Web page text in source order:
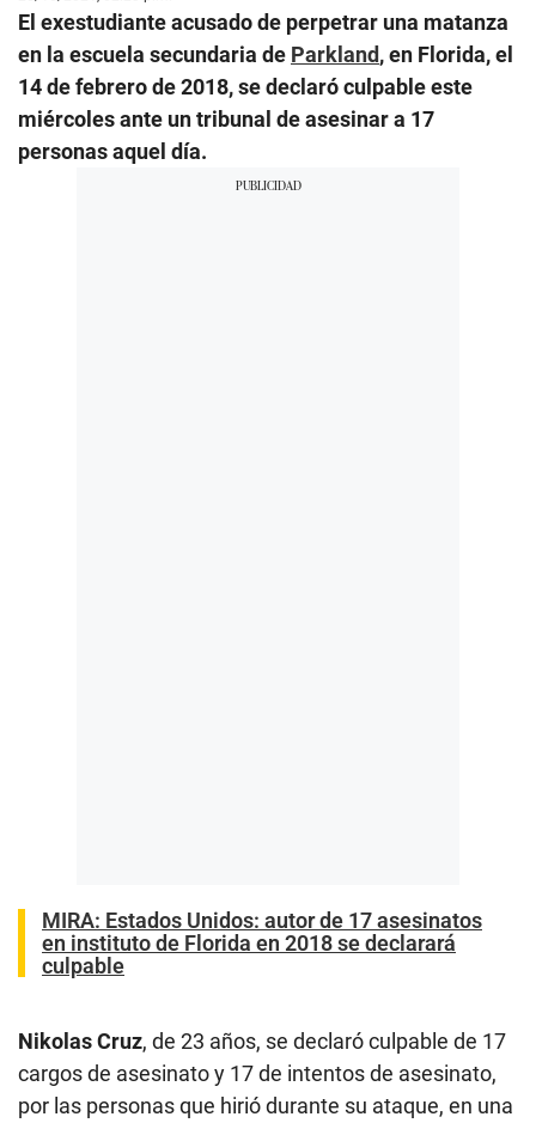
El exestudiante acusado de perpetrar una matanza
en la escuela secundaria de Parkland, en Florida, el
14 de febrero de 2018, se declaró culpable este
miércoles ante un tribunal de asesinar a 17
personas aquel día.
MIRA: Estados Unidos: autor de 17 asesinatos
en instituto de Florida en 2018 se declarará
culpable
NikolasCruz, de 23 años, se declaró culpable de 17
cargos de asesinato y 17 de intentos de asesinato,
por las personas que hirió durante su ataque, en una